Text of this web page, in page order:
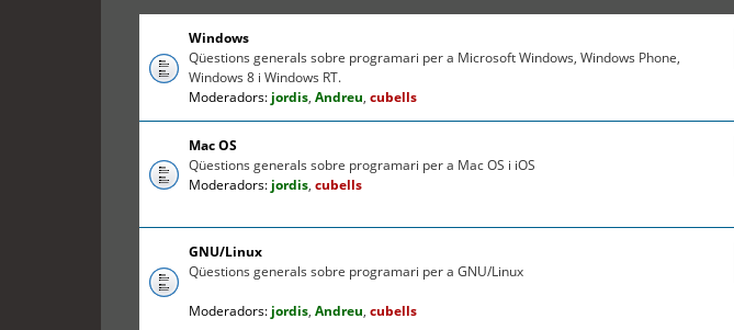
Windows
Qüestions generals sobre programari per a Microsoft Windows, Windows Phone,
Windows 8 i Windows RT.
Moderadors: jordis, Andreu, cubells
Mac OS
Qüestions generals sobre programari per a Mac OS i iOS
Moderadors: jordis, cubells
GNU/Linux
Qüestions generals sobre programari per a GNU/Linux
Moderadors: jordis, Andreu, cubells